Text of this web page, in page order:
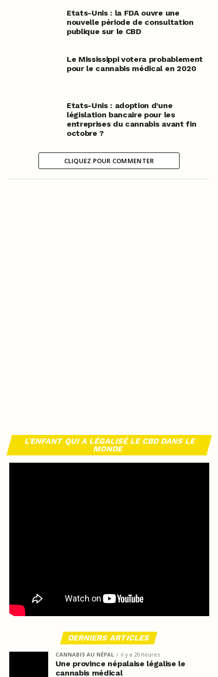
Etats-Unis : la FDA ouvre une
nouvelle période de consultation
publique sur le CBD
Le Mississippi votera probablement
pour le cannabis médical en 2020
Etats-Unis : adoption d’une
législation bancaire pour les
entreprises du cannabis avant fin
octobre ?
CLIQUEZ POUR COMMENTER
L’ENFANT QUI A LÉGALISÉ LE CBD DANS LE
MONDE
DERNIERS ARTICLES
CANNABIS AU NÉPAL il y a 20 heures
Une province népalaise légalise le
cannabis médical